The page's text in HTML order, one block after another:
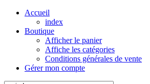
Accueil
index
Boutique
Afficher le panier
Affiche les catégories
Conditions générales de vente
Gérer mon compte